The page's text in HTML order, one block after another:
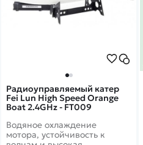
Радиоуправляемый катер
Fei Lun High Speed Orange
Boat 2.4GHz - FT009
Водяное охлаждение
мотора, устойчивость к